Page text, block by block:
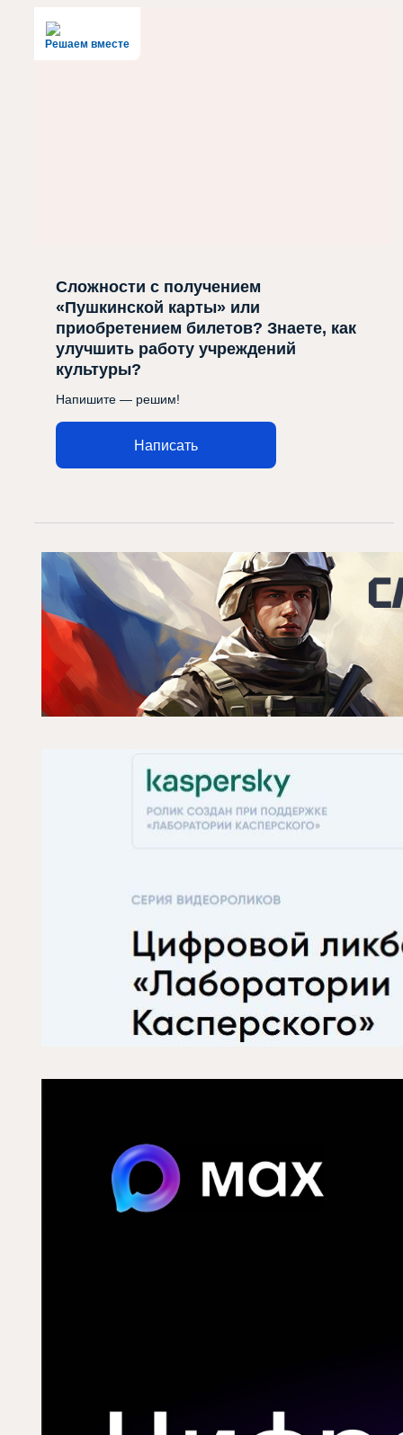
Решаем вместе
Сложности с получением
«Пушкинской карты» или
приобретением билетов? Знаете, как
улучшить работу учреждений
культуры?
Напишите — решим!
Написать